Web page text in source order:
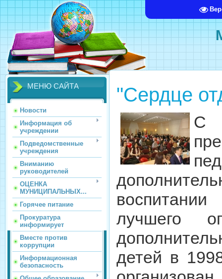
МЕНЮ САЙТА
Новости
Информация об
учреждении
Подведомственные
учреждения
Вниманию
руководителей
ОЦЕНКА
МУНИЦИПАЛЬНЫХ...
Горячее питание
Прокуратура
информирует
Вместе против
коррупции
Информационная
безопасность
"Сердце
С
лучшего
детей в